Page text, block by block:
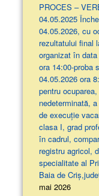
PROCES –
04.05.2025
04.05.2026, cu
rezultatului final
organizat în
ora 14:00-proba
04.05.2026 ora
pentru
nedeterminată,
de execuție
clasa I, grad
în cadrul,
registru agricol,
specialitate al
Baia de
mai 2026